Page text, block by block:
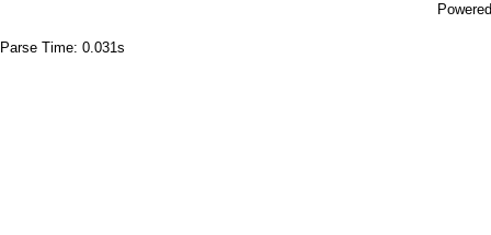
Parse Time: 0.031s